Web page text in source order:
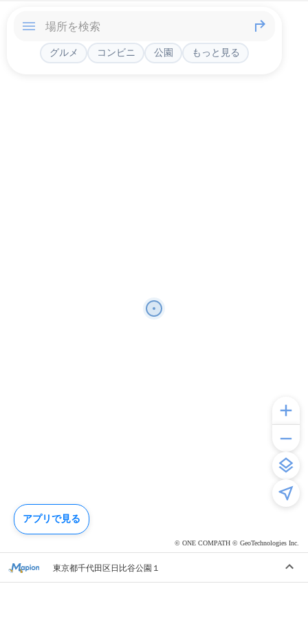
© ONE COMPATH © GeoTechnologies Inc.
グルメ コンビニ 公園 もっと見る
東京都千代田区日比谷公園１
アプリで見る